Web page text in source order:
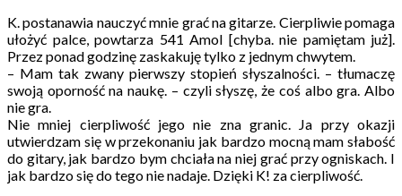
K. postanawia nauczyć mnie grać na gitarze. Cierpliwie pomaga
ułożyć palce, powtarza 541 Amol [chyba. nie pamiętam już].
Przez ponad godzinę zaskakuję tylko z jednym chwytem.
– Mam tak zwany pierwszy stopień słyszalności. – tłumaczę
swoją oporność na naukę. – czyli słyszę, że coś albo gra. Albo
nie gra.
Nie mniej cierpliwość jego nie zna granic. Ja przy okazji
utwierdzam się w przekonaniu jak bardzo mocną mam słabość
do gitary, jak bardzo bym chciała na niej grać przy ogniskach. I
jak bardzo się do tego nie nadaje. Dzięki K! za cierpliwość.